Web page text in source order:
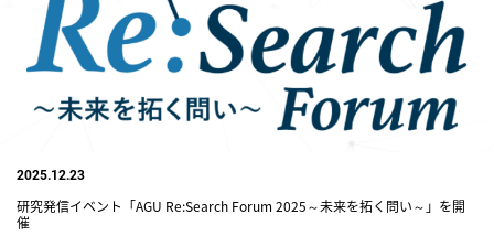
2025.12.23
研究発信イベント「AGU Re:Search Forum 2025～未来を拓く問い～」を開
催